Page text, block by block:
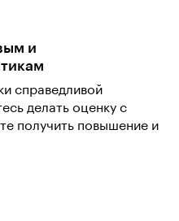
и
справедливой
делать оценку с
получить повышение и